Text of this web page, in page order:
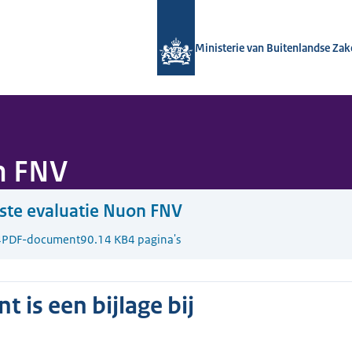
Ministerie van Buitenlandse
FNV
evaluatie Nuon FNV
PDF-document90.14 KB4 pagina's
is een bijlage bij